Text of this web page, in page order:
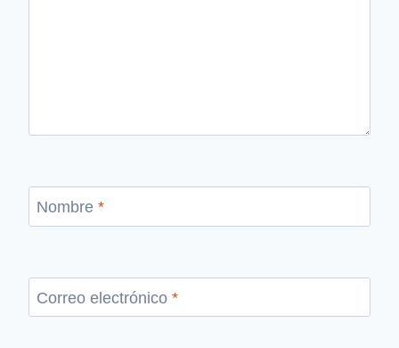
Nombre *
Correo electrónico *